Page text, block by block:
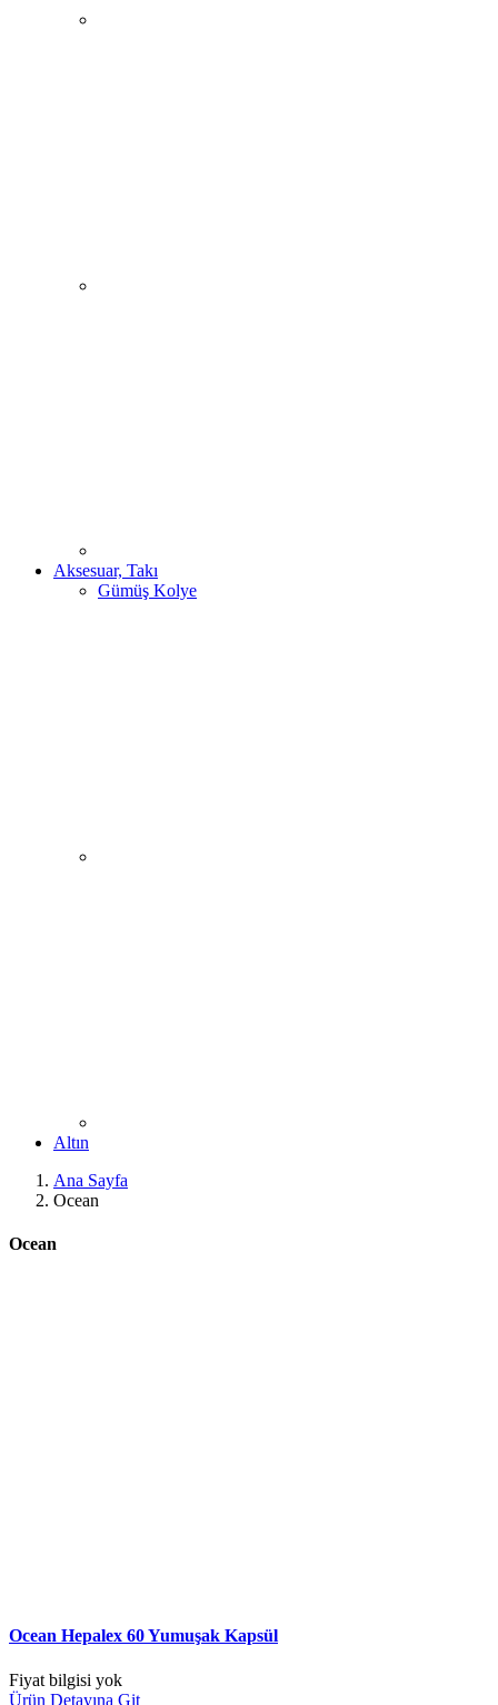
Aksesuar, Takı
Gümüş Kolye
Altın
Ana Sayfa
Ocean
Ocean
Ocean Hepalex 60 Yumuşak Kapsül
Fiyat bilgisi yok
Ürün Detayına Git